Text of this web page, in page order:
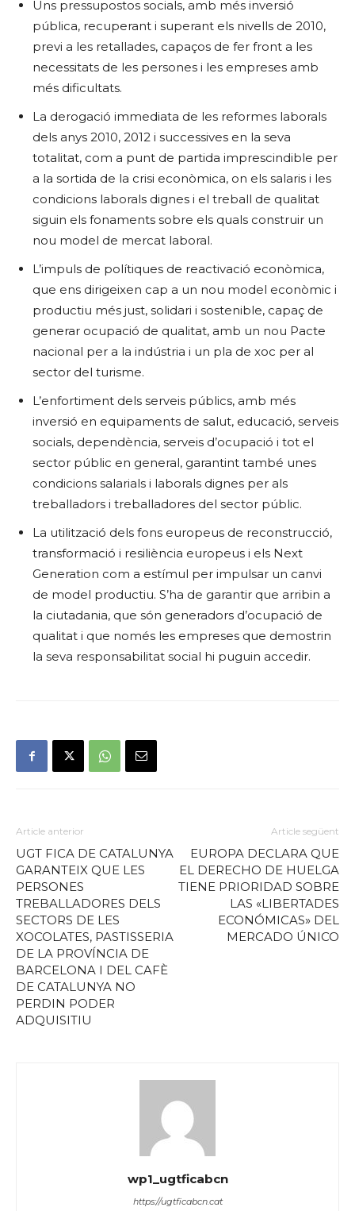
Uns pressupostos socials, amb més inversió
pública, recuperant i superant els nivells de 2010,
previ a les retallades, capaços de fer front a les
necessitats de les persones i les empreses amb
més dificultats.
La derogació immediata de les reformes laborals
dels anys 2010, 2012 i successives en la seva
totalitat, com a punt de partida imprescindible per
a la sortida de la crisi econòmica, on els salaris i les
condicions laborals dignes i el treball de qualitat
siguin els fonaments sobre els quals construir un
nou model de mercat laboral.
L’impuls de polítiques de reactivació econòmica,
que ens dirigeixen cap a un nou model econòmic i
productiu més just, solidari i sostenible, capaç de
generar ocupació de qualitat, amb un nou Pacte
nacional per a la indústria i un pla de xoc per al
sector del turisme.
L’enfortiment dels serveis públics, amb més
inversió en equipaments de salut, educació, serveis
socials, dependència, serveis d’ocupació i tot el
sector públic en general, garantint també unes
condicions salarials i laborals dignes per als
treballadors i treballadores del sector públic.
La utilització dels fons europeus de reconstrucció,
transformació i resiliència europeus i els Next
Generation com a estímul per impulsar un canvi
de model productiu. S’ha de garantir que arribin a
la ciutadania, que són generadors d’ocupació de
qualitat i que només les empreses que demostrin
la seva responsabilitat social hi puguin accedir.
Article anterior
UGT FICA DE CATALUNYA
GARANTEIX QUE LES
PERSONES
TREBALLADORES DELS
SECTORS DE LES
XOCOLATES, PASTISSERIA
DE LA PROVÍNCIA DE
BARCELONA I DEL CAFÈ
DE CATALUNYA NO
PERDIN PODER
ADQUISITIU
Article següent
EUROPA DECLARA QUE
EL DERECHO DE HUELGA
TIENE PRIORIDAD SOBRE
LAS «LIBERTADES
ECONÓMICAS» DEL
MERCADO ÚNICO
wp1_ugtficabcn
https://ugtficabcn.cat